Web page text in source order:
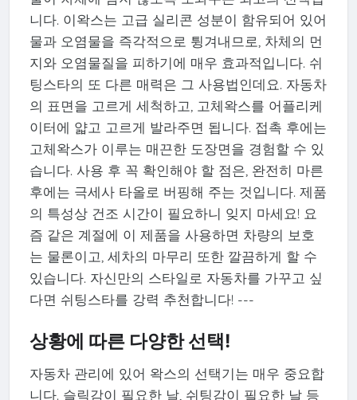
니다. 이왁스는 고급 실리콘 성분이 함유되어 있어
물과 오염물을 즉각적으로 튕겨내므로, 차체의 먼
지와 오염물질을 피하기에 매우 효과적입니다. 쉬
팅스타의 또 다른 매력은 그 사용법인데요. 자동차
의 표면을 고르게 세척하고, 고체왁스를 어플리케
이터에 얇고 고르게 발라주면 됩니다. 접촉 후에는
고체왁스가 이루는 매끈한 도장면을 경험할 수 있
습니다. 사용 후 꼭 확인해야 할 점은, 완전히 마른
후에는 극세사 타올로 버핑해 주는 것입니다. 제품
의 특성상 건조 시간이 필요하니 잊지 마세요! 요
즘 같은 계절에 이 제품을 사용하면 차량의 보호
는 물론이고, 세차의 마무리 또한 깔끔하게 할 수
있습니다. 자신만의 스타일로 자동차를 가꾸고 싶
다면 쉬팅스타를 강력 추천합니다! ---
상황에 따른 다양한 선택!
자동차 관리에 있어 왁스의 선택기는 매우 중요합
니다. 슬릭감이 필요한 날, 쉬팅감이 필요한 날 등